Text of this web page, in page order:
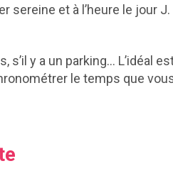
sereine et à l’heure le jour J.
s’il y a un parking… L’idéal
le temps que